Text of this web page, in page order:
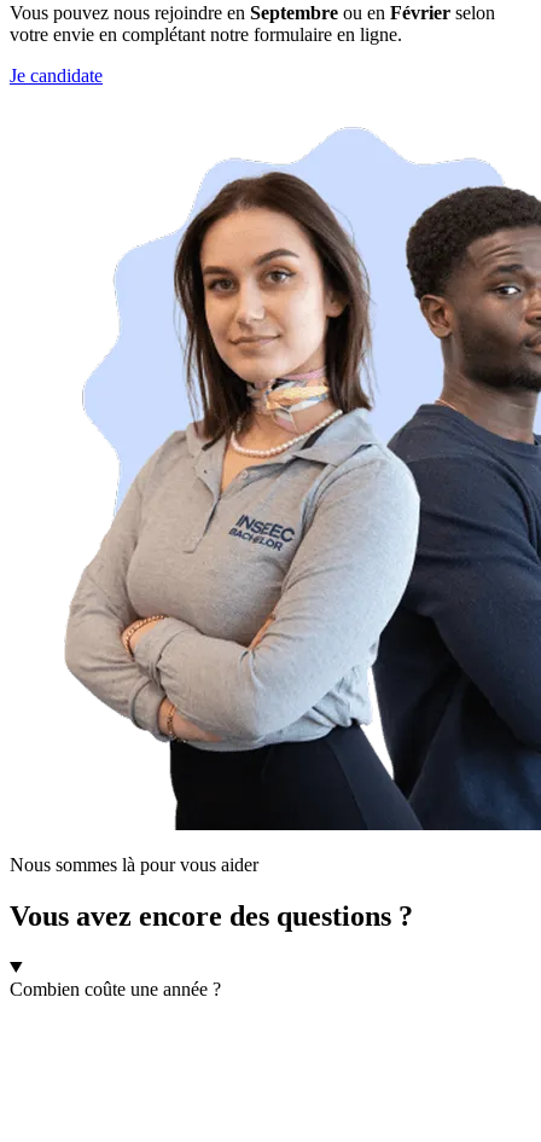
Vous pouvez nous rejoindre en Septembre ou en Février selon
votre envie en complétant notre formulaire en ligne.
Je candidate
Nous sommes là pour vous aider
Vous avez encore des questions ?
Combien coûte une année ?